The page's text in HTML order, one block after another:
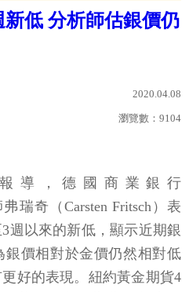
低 分析師估銀價仍
2020.04.08
瀏覽數： 9104
導，德國商業銀行
弗瑞奇（Carsten Fritsch）表
週以來的新低，顯示近期銀
價相對於金價仍然相對低
好的表現。紐約黃金期貨4